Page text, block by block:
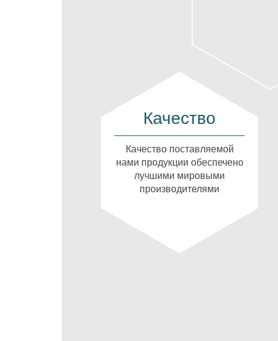
Качество
Качество поставляемой
нами продукции обеспечено
лучшими мировыми
производителями